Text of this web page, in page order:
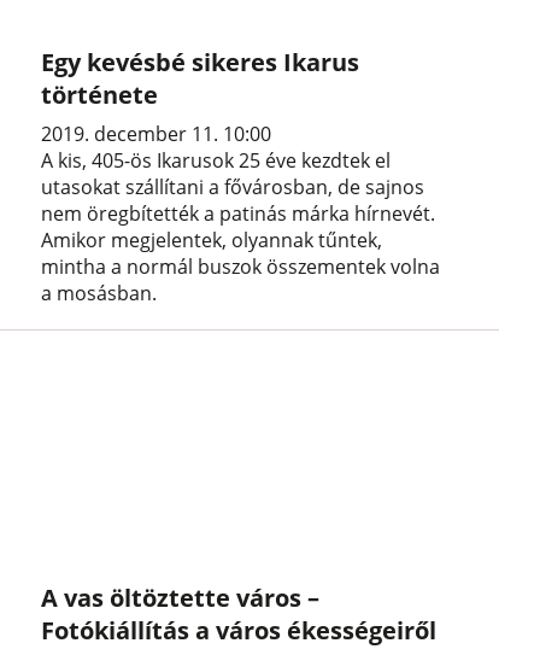
Egy kevésbé sikeres Ikarus
története
2019. december 11. 10:00
A kis, 405-ös Ikarusok 25 éve kezdtek el
utasokat szállítani a fővárosban, de sajnos
nem öregbítették a patinás márka hírnevét.
Amikor megjelentek, olyannak tűntek,
mintha a normál buszok összementek volna
a mosásban.
A vas öltöztette város –
Fotókiállítás a város ékességeiről